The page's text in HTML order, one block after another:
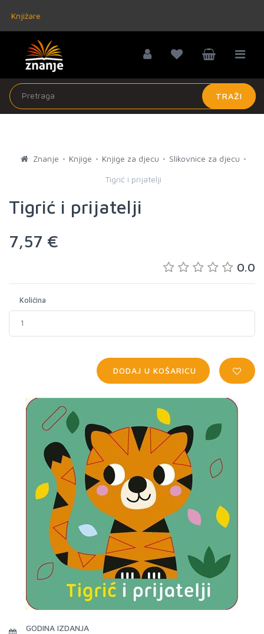
Knjižare
TRAŽI
Znanje Knjige Knjige za djecu Slikovnice za djecu
Tigrić i prijatelji
Tigrić i prijatelji
7,57 €
0.0
Količina
DODAJ U KOŠARICU
GODINA IZDANJA